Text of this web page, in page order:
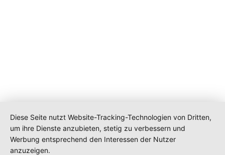
Diese Seite nutzt Website-Tracking-Technologien von Dritten,
um ihre Dienste anzubieten, stetig zu verbessern und
Werbung entsprechend den Interessen der Nutzer
anzuzeigen.